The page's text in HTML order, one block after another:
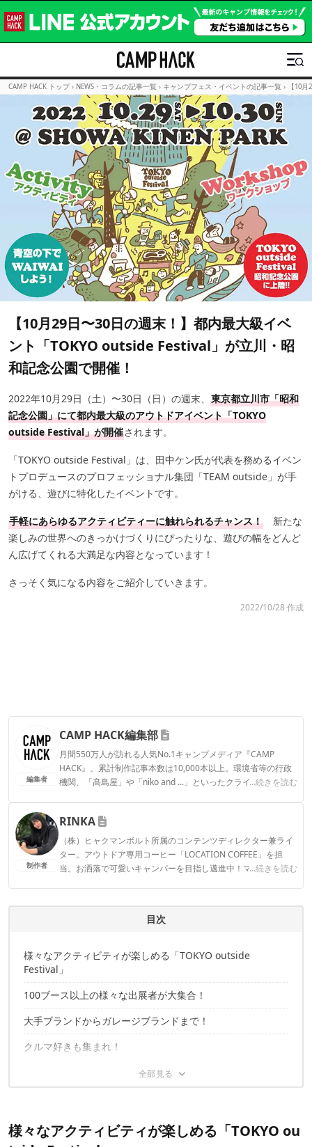
CAMP HACK トップ › NEWS・コラムの記事一覧 › キャンプフェス・イベントの記事一覧 › 【10
【10月29日〜30日の週末！】都内最大級イベ
ント「TOKYO outside Festival」が立川・昭
和記念公園で開催！
2022年10月29日（土）〜30日（日）の週末、 東京都立川市「昭和
記念公園」にて都内最大級のアウトドアイベント「TOKYO
outside Festival」が開催されます。
「TOKYO outside Festival」は、田中ケン氏が代表を務めるイベン
トプロデュースのプロフェッショナル集団「TEAM outside」が手
がける、遊びに特化したイベントです。
手軽にあらゆるアクティビティーに触れられるチャンス！ 新たな
楽しみの世界へのきっかけづくりにぴったりな、遊びの幅をどんど
ん広げてくれる大満足な内容となっています！
さっそく気になる内容をご紹介していきます。
2022/10/28 作成
編集者
CAMP HACK編集部
月間550万人が訪れる人気No.1キャンプメディア『CAMP
HACK』。累計制作記事本数は10,000本以上。環境省等の行政
機関、「髙島屋」や「niko and ...」といったクライアントとの
...続きを読む
CAMP HACK編集部のプロフィール
制作者
RINKA
（株）ヒャクマンボルト所属のコンテンツディレクター兼ライ
ター。アウトドア専用コーヒー「LOCATION COFFEE」を担
当。お洒落で可愛いキャンパーを目指し邁進中！マイブームは
...続きを読む
目次
様々なアクティビティが楽しめる「TOKYO outside
Festival」
100ブース以上の様々な出展者が大集合！
大手ブランドからガレージブランドまで！
クルマ好きも集まれ！
大人から子どもまで楽しめるワークショップ＆アクティビテ
ィ
様々なアクティビティが楽しめる「TOKYO ou